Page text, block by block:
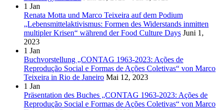
1 Jan
Renata Motta und Marco Teixeira auf dem Podium
„Lebensmittelaktivismus: Formen des Widerstands inmitten
multipler Krisen“ während der Food Culture Days Juni 1,
2023
1 Jan
Buchvorstellung „CONTAG 1963-2023: Ações de
Reprodução Social e Formas de Ações Coletivas“ von Marco
Teixeira in Rio de Janeiro Mai 12, 2023
1 Jan
Präsentation des Buches „CONTAG 1963-2023: Ações de
Reprodução Social e Formas de Ações Coletivas“ von Marco